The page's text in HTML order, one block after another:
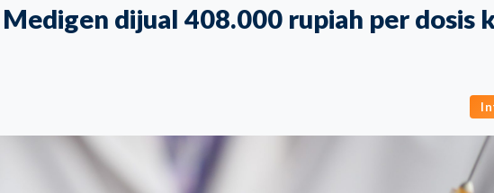
dijual 408.000 rupiah per dosis